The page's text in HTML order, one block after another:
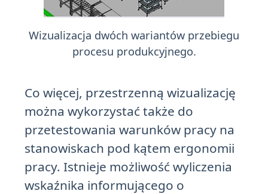
Wizualizacja dwóch wariantów przebiegu
procesu produkcyjnego.
Co więcej, przestrzenną wizualizację
można wykorzystać także do
przetestowania warunków pracy na
stanowiskach pod kątem ergonomii
pracy. Istnieje możliwość wyliczenia
wskaźnika informującego o